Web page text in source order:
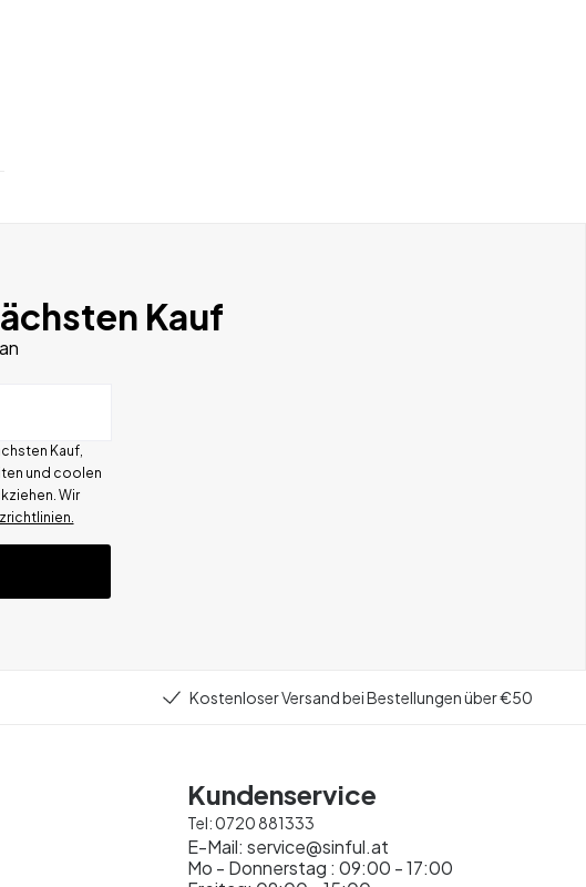
Kauf
Kauf,
und coolen
Wir
Kostenloser Versand bei Bestellungen über €50
Kundenservice
Tel:0720 881333
E-Mail: service@sinful.at
Mo - Donnerstag : 09:00 - 17:00